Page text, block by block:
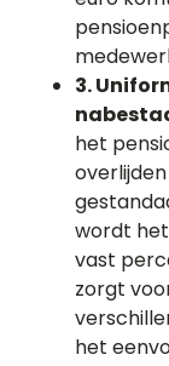
3.
het
wordt
vast
zorgt
het